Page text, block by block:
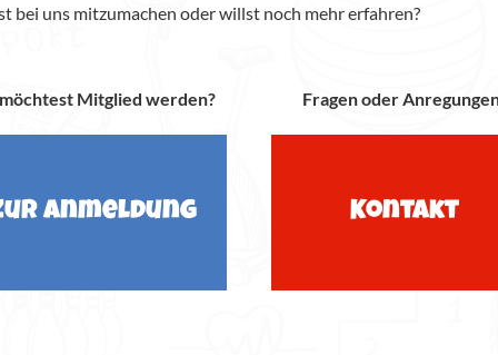
bei uns mitzumachen oder willst noch mehr erfahren?
Mitglied werden?
Anmeldung
Fragen oder
Kontakt